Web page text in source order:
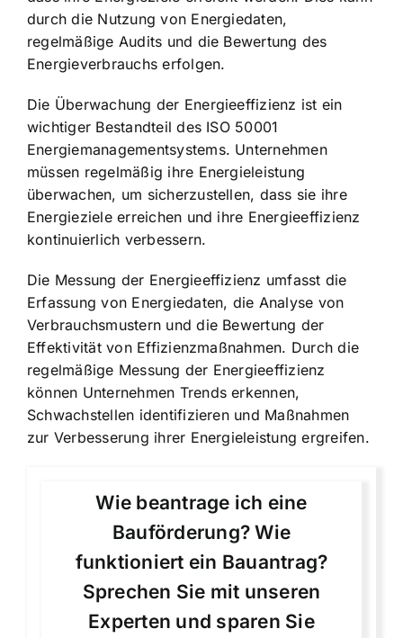
durch die Nutzung von Energiedaten,
regelmäßige Audits und die Bewertung des
Energieverbrauchs erfolgen.
Die Überwachung der Energieeffizienz ist ein
wichtiger Bestandteil des ISO 50001
Energiemanagementsystems. Unternehmen
müssen regelmäßig ihre Energieleistung
überwachen, um sicherzustellen, dass sie ihre
Energieziele erreichen und ihre Energieeffizienz
kontinuierlich verbessern.
Die Messung der Energieeffizienz umfasst die
Erfassung von Energiedaten, die Analyse von
Verbrauchsmustern und die Bewertung der
Effektivität von Effizienzmaßnahmen. Durch die
regelmäßige Messung der Energieeffizienz
können Unternehmen Trends erkennen,
Schwachstellen identifizieren und Maßnahmen
zur Verbesserung ihrer Energieleistung ergreifen.
Wie beantrage ich eine
Bauförderung? Wie
funktioniert ein Bauantrag?
Sprechen Sie mit unseren
Experten und sparen Sie